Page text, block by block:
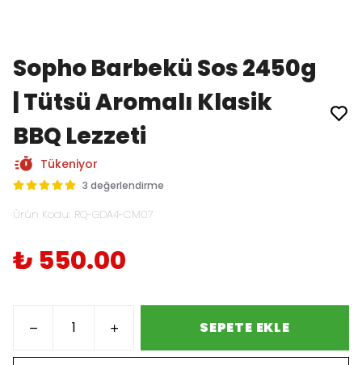
Sopho Barbekü Sos 2450g
| Tütsü Aromalı Klasik
BBQ Lezzeti
Tükeniyor
3 değerlendirme
Ürün Kodu: RQ-GDA4-CM07
₺ 550.00
SEPETE EKLE